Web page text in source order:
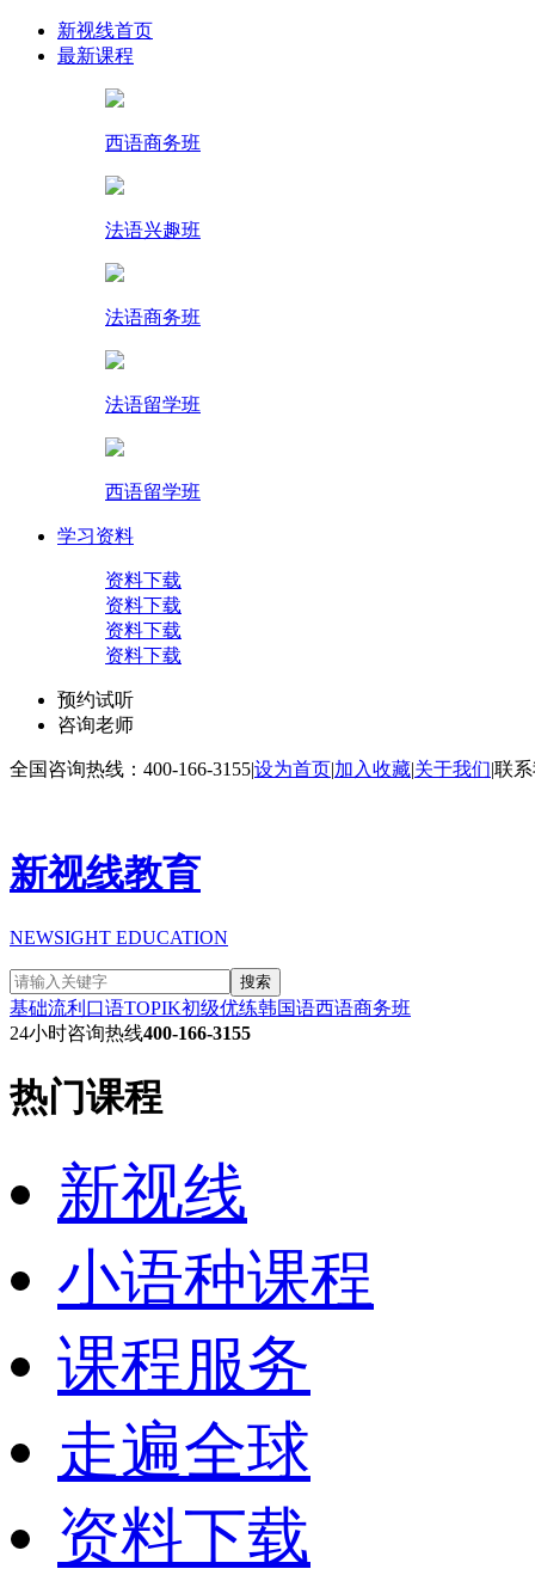
新视线首页
最新课程
西语商务班
法语兴趣班
法语商务班
法语留学班
西语留学班
学习资料
资料下载
资料下载
资料下载
资料下载
预约试听
咨询老师
全国咨询热线：400-166-3155|设为首页|加入收藏|关于我们|联
新视线教育
NEWSIGHT EDUCATION
搜索
基础流利口语TOPIK初级优练韩国语西语商务班
24小时咨询热线400-166-3155
热门课程
新视线
小语种课程
课程服务
走遍全球
资料下载